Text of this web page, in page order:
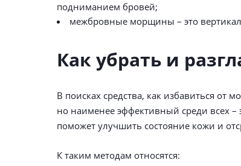
подниманием бровей;
межбровные морщины – это
Как убрать и
В поисках средства, как избавиться
но наименее эффективный среди всех
поможет улучшить состояние кожи и
К таким методам относятся: